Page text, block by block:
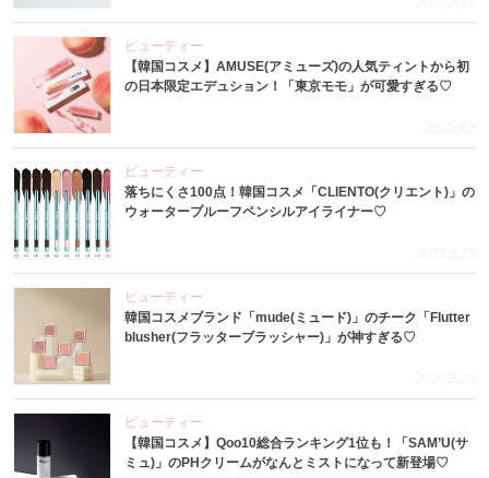
ビューティー
【韓国コスメ】AMUSE(アミューズ)の人気ティントから初
の日本限定エデュション！「東京モモ」が可愛すぎる♡
ビューティー
落ちにくさ100点！韓国コスメ「CLIENTO(クリエント)」の
ウォータープルーフペンシルアイライナー♡
2022.8.25
ビューティー
韓国コスメブランド「mude(ミュード)」のチーク「Flutter
blusher(フラッターブラッシャー)」が神すぎる♡
2022.8.22
ビューティー
【韓国コスメ】Qoo10総合ランキング1位も！「SAM’U(サ
ミュ)」のPHクリームがなんとミストになって新登場♡